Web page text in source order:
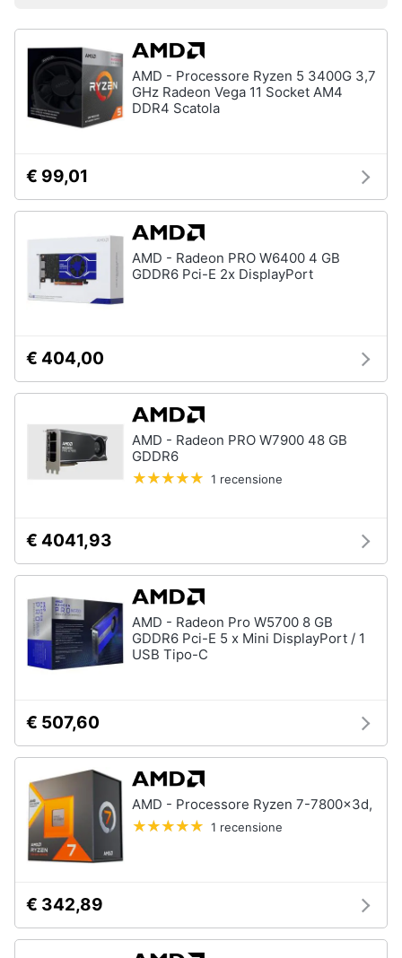
Audio
musica
Arredo
Brico
e
Giardinaggio
e
igiene
Beauty
Giocattoli
infanzia
Casalinghi
Sport
Animali
Motori
cd
dvd
AMD - Processore Ryzen 5 3400G 3,7
GHz Radeon Vega 11 Socket AM4
DDR4 Scatola
€ 99,01
AMD - Radeon PRO W6400 4 GB
GDDR6 Pci-E 2x DisplayPort
€ 404,00
AMD - Radeon PRO W7900 48 GB
GDDR6
1 recensione
€ 4041,93
AMD - Radeon Pro W5700 8 GB
GDDR6 Pci-E 5 x Mini DisplayPort / 1
USB Tipo-C
€ 507,60
AMD - Processore Ryzen 7-7800x3d,
1 recensione
€ 342,89